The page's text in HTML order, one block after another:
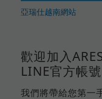
亞瑞仕越南網站
歡迎加入
LINE官方帳號
我們將帶給您第一